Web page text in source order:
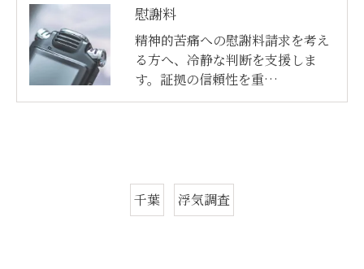
慰謝料
精神的苦痛への慰謝料請求を考え
る方へ、冷静な判断を支援しま
す。証拠の信頼性を重…
千葉 浮気調査